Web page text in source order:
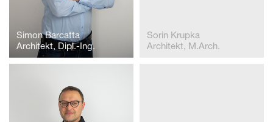
Simon Barcatta
Architekt, Dipl.-Ing.
Sorin Krupka
Architekt, M.Arch.